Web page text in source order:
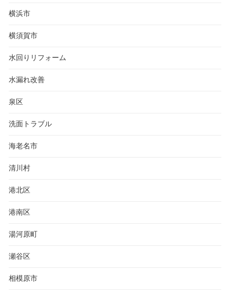
横浜市
横須賀市
水回りリフォーム
水漏れ改善
泉区
洗面トラブル
海老名市
清川村
港北区
港南区
湯河原町
瀬谷区
相模原市